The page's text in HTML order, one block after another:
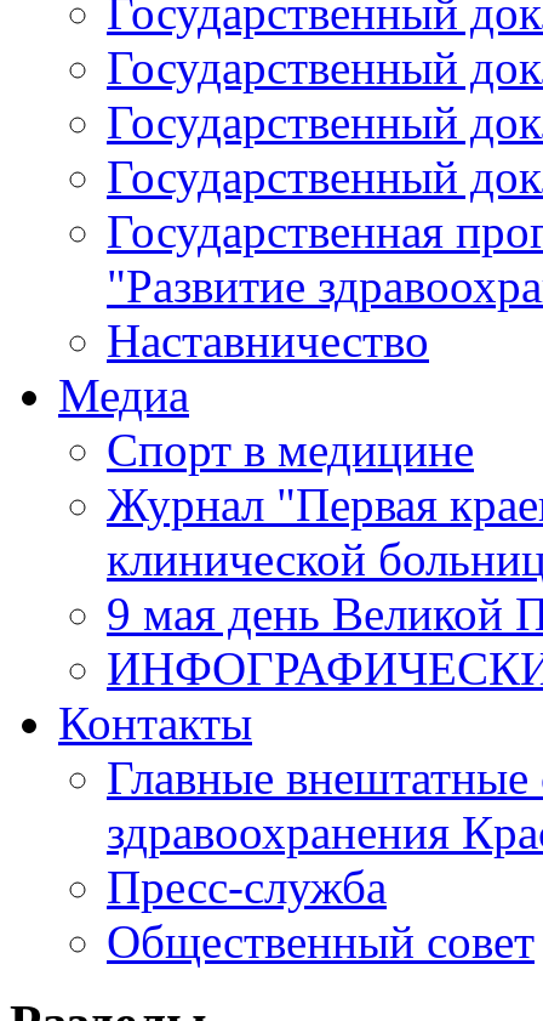
Государственный
Государственный
Государственный
Государственный
Государственная
"Развитие
Наставничество
Медиа
Спорт в медицине
Журнал "Первая
клинической
9 мая день Великой
Контакты
Главные внештатные
здравоохранения
Пресс-служба
Общественный совет